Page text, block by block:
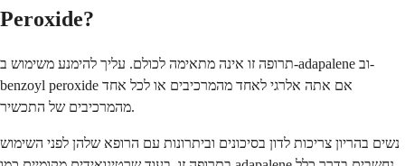
Peroxide?
תרופה זו אינה מתאימה לכולם. עליך להימנע משימוש ב-adapalene וב-
benzoyl peroxide אם אתה אלרגי לאחד מהמרכיבים או לכל אחד
מהמרכיבים של התכשיר.
נשים בהריון צריכות לדון בסיכונים וביתרונות עם הרופא שלהן לפני השימוש